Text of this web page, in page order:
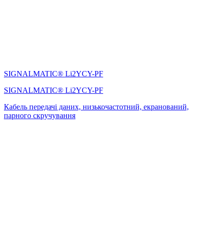
SIGNALMATIC® Li2YCY-PF
SIGNALMATIC® Li2YCY-PF
Кабель передачі даних, низькочастотний, екранований,
парного скручування